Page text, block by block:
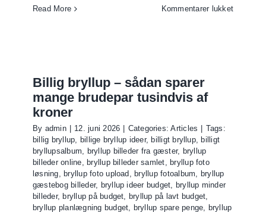
Read More Kommentarer lukkettil
Billig bryllup – sådan sparer
mange brudepar tusindvis af
kroner
By admin 12. juni 2026 Categories:Articles
Tags:
billig bryllup, billige bryllup ideer, billigt bryllup, billigt
bryllupsalbum, bryllup billeder fra gæster, bryllup
billeder online, bryllup billeder samlet, bryllup foto
løsning, bryllup foto upload , bryllup fotoalbum, bryllup
gæstebog billeder, bryllup ideer budget, bryllup minder
billeder, bryllup på budget, bryllup på lavt budget,
bryllup planlægning budget, bryllup spare penge, bryllup